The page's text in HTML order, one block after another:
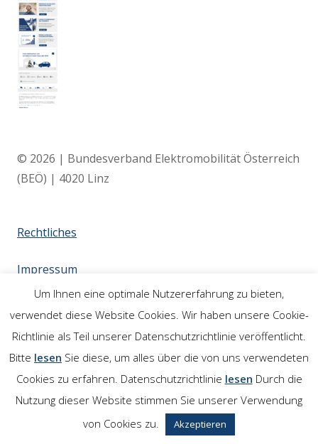
© 2026 | Bundesverband Elektromobilität Österreich
(BEÖ) | 4020 Linz
Rechtliches
Impressum
Um Ihnen eine optimale Nutzererfahrung zu bieten,
verwendet diese Website Cookies. Wir haben unsere Cookie-
Richtlinie als Teil unserer Datenschutzrichtlinie veröffentlicht.
Bitte lesen Sie diese, um alles über die von uns verwendeten
Cookies zu erfahren. Datenschutzrichtlinie lesen Durch die
Nutzung dieser Website stimmen Sie unserer Verwendung
von Cookies zu.
Akzeptieren